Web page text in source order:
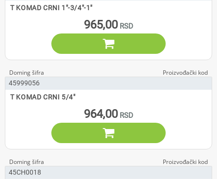
T KOMAD CRNI 1"-3/4"-1"
965,00

45999056
T KOMAD CRNI 5/4"
964,00

45CH0018